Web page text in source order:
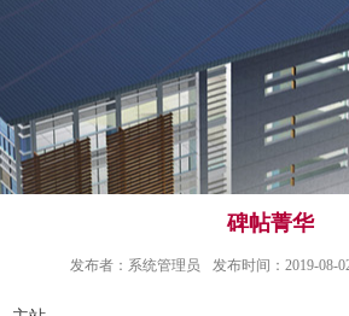
碑帖菁华
发布者：系统管理员 发布时间：2019-08-